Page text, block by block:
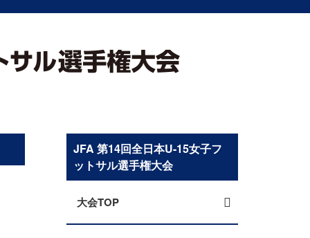
JFA 第14回全日本U-15女子フ
ットサル選手権大会
大会TOP